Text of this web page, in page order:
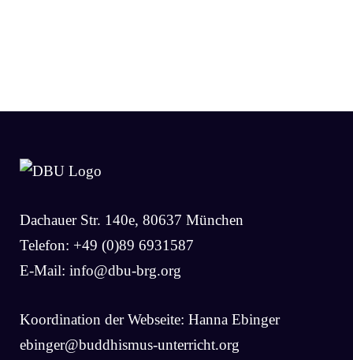
Dachauer Str. 140e, 80637 München
Telefon: +49 (0)89 6931587
E-Mail: info@dbu-brg.org
Koordination der Webseite: Hanna Ebinger
ebinger@buddhismus-unterricht.org